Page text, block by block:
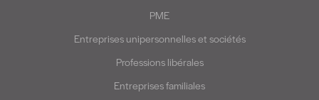
PME
Entreprises unipersonnelles et sociétés
Professions libérales
Entreprises familiales